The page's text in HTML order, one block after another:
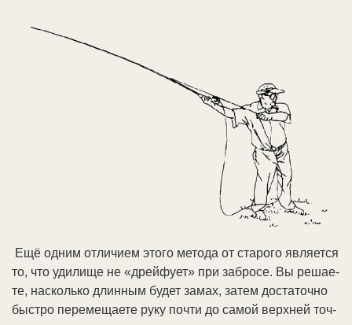
Ещё од­ним от­ли­чи­ем это­го ме­то­да от ста­ро­го яв­ля­ет­ся
то, что уди­ли­ще не «дрей­фу­ет» при за­бро­се. Вы ре­шае­
те, на­сколь­ко длин­ным бу­дет за­мах, за­тем дос­та­точ­но
бы­ст­ро пе­ре­ме­щае­те ру­ку поч­ти до са­мой верх­ней точ­